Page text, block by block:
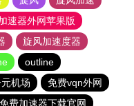
速器外网苹果版
旋风加速度器
outline
机场
免费vqn外网
费加速器下载官网